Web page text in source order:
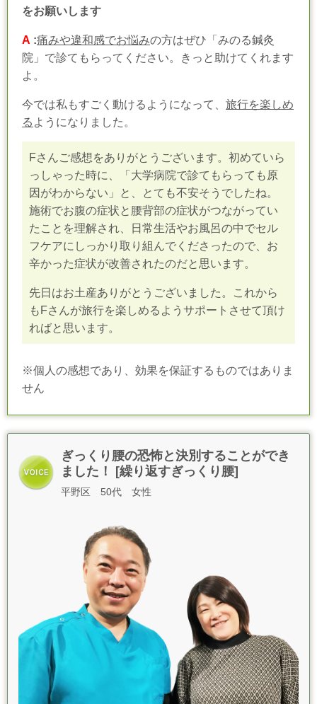
をお願いします
A :痛みや違和感でお悩みの方はぜひ「みのる鍼灸
院」で診てもらってください。きっと助けてくれます
よ。
今では私もすごく動けるようになって、 旅行を楽しめ
る ようになりました。
Fさんご感想をありがとうございます。初めていら
っしゃった時に、「大学病院で診てもらっても原
因がわからない」と、とても不安そうでしたね。
施術でお腹の症状と腰背部の症状がつながってい
たことを理解され、日常生活やお風呂の中でセル
フケアにしっかり取り組んでくださったので、お
辛かった症状が改善されたのだと思います。
先日はお土産ありがとうございました。これから
もFさんが旅行を楽しめるようサポートさせて頂け
ればと思います。
※個人の感想であり、効果を保証するものではありま
せん
ぎっくり腰の恐怖と決別することができ
ました！ [繰り返すぎっくり腰]
平野区 50代 女性